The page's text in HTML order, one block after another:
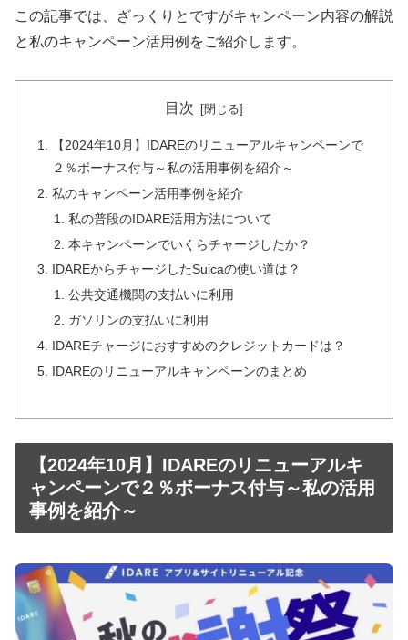
この記事では、ざっくりとですがキャンペーン内容の解説
と私のキャンペーン活用例をご紹介します。
目次
【2024年10月】IDAREのリニューアルキャンペーンで
２％ボーナス付与～私の活用事例を紹介～
私のキャンペーン活用事例を紹介
私の普段のIDARE活用方法について
本キャンペーンでいくらチャージしたか？
IDAREからチャージしたSuicaの使い道は？
公共交通機関の支払いに利用
ガソリンの支払いに利用
IDAREチャージにおすすめのクレジットカードは？
IDAREのリニューアルキャンペーンのまとめ
【2024年10月】IDAREのリニューアルキ
ャンペーンで２％ボーナス付与～私の活用
事例を紹介～